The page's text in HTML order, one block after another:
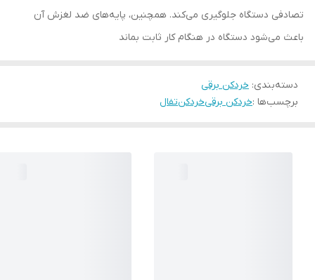
تصادفی دستگاه جلوگیری می‌کند. همچنین، پایه‌های ضد لغزش آن
باعث می‌شود دستگاه در هنگام کار ثابت بماند
دسته‌بندی: خردکن برقی
برچسب‌ها :خردکن برقیخردکنتفال